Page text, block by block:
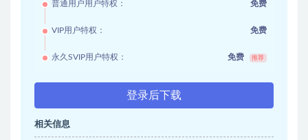
普通用户用户特权： 免费
VIP用户特权： 免费
永久SVIP用户特权： 免费 推荐
登录后下载
相关信息